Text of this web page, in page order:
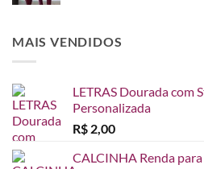
MAIS VENDIDOS
LETRAS Dourada com
Personalizada
R$ 2,00
CALCINHA Renda